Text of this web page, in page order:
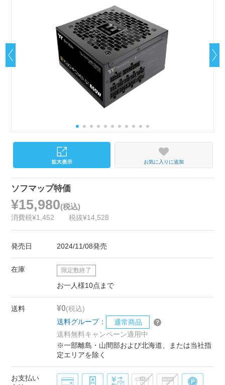
お気に入りに追加
ソフマップ特価
¥15,980(税込)
消費税¥1,452 税抜¥14,528
発売日 2024/11/08発売
在庫 限定数終了
お一人様10点まで
送料 ¥0(税込)
送料グループ：
通常商品
送料無料キャンペーン適用中
※一部離島・山間部および北海道、または当社指
定エリアを除く
お支払い